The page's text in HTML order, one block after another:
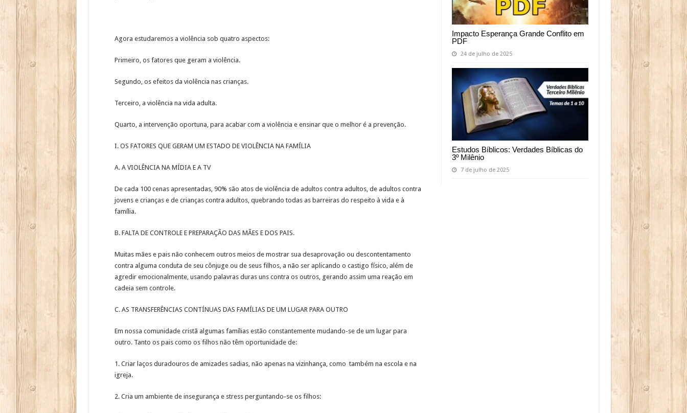
Impacto Esperança Grande Conflito em
PDF
24 de julho de 2025
Estudos Bíblicos: Verdades Bíblicas do
3º Milênio
7 de julho de 2025
Agora estudaremos a violência sob quatro aspectos:
Primeiro, os fatores que geram a violência.
Segundo, os efeitos da violência nas crianças.
Terceiro, a violência na vida adulta.
Quarto, a intervenção oportuna, para acabar com a violência e ensinar que o melhor é a prevenção.
I. OS FATORES QUE GERAM UM ESTADO DE VIOLÊNCIA NA FAMÍLIA
A. A VIOLÊNCIA NA MÍDIA E A TV
De cada 100 cenas apresentadas, 90% são atos de violência de adultos contra adultos, de adultos contra
jovens e crianças e de crianças contra adultos, quebrando todas as barreiras do respeito à vida e à
família.
B. FALTA DE CONTROLE E PREPARAÇÃO DAS MÃES E DOS PAIS.
Muitas mães e pais não conhecem outros meios de mostrar sua desaprovação ou descontentamento
contra alguma conduta de seu cônjuge ou de seus filhos, a não ser aplicando o castigo físico, além de
agredir emocionalmente, usando palavras duras uns contra os outros, gerando assim uma reação em
cadeia sem controle.
C. AS TRANSFERÊNCIAS CONTÍNUAS DAS FAMÍLIAS DE UM LUGAR PARA OUTRO
Em nossa comunidade cristã algumas famílias estão constantemente mudando-se de um lugar para
outro. Tanto os pais como os filhos não têm oportunidade de:
1. Criar laços duradouros de amizades sadias, não apenas na vizinhança, como também na escola e na
igreja.
2. Cria um ambiente de insegurança e stress perguntando-se os filhos: